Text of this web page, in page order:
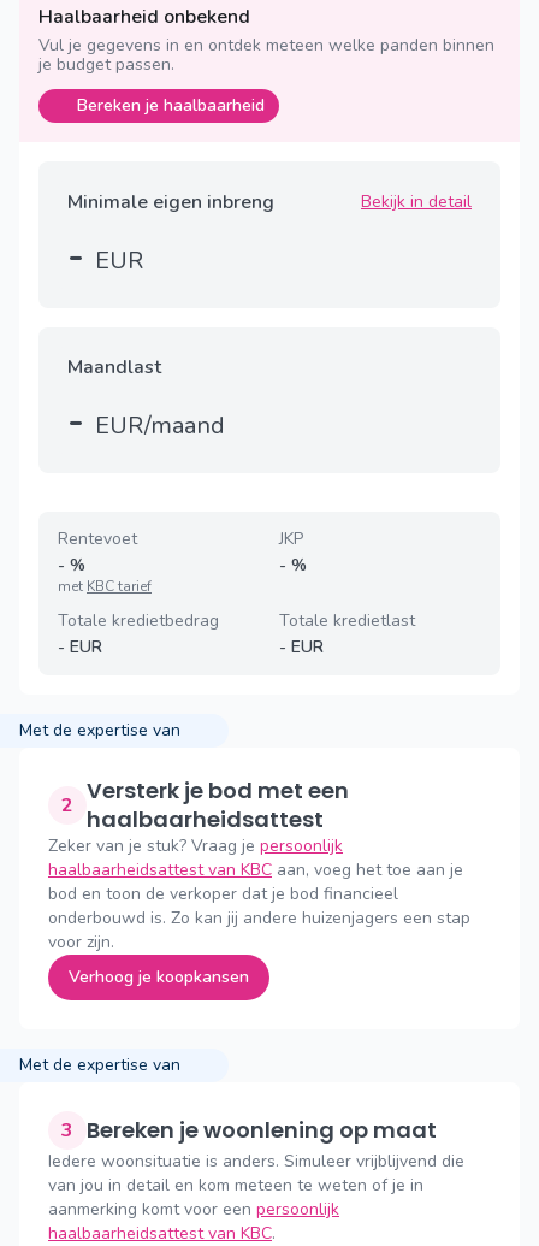
Haalbaarheid onbekend
Vul je gegevens in en ontdek meteen welke panden binnen
je budget passen.
Bereken je haalbaarheid
Minimale eigen inbreng Bekijk in detail
- EUR
Maandlast
- EUR/maand
Rentevoet
- %
met KBC tarief
JKP
- %
Totale kredietbedrag
- EUR
Totale kredietlast
- EUR
Met de expertise van
2 Versterk je bod met een
haalbaarheidsattest
Zeker van je stuk? Vraag je persoonlijk
haalbaarheidsattest van KBC aan, voeg het toe aan je
bod en toon de verkoper dat je bod financieel
onderbouwd is. Zo kan jij andere huizenjagers een stap
voor zijn.
Verhoog je koopkansen
Met de expertise van
3 Bereken je woonlening op maat
Iedere woonsituatie is anders. Simuleer vrijblijvend die
van jou in detail en kom meteen te weten of je in
aanmerking komt voor een persoonlijk
haalbaarheidsattest van KBC.